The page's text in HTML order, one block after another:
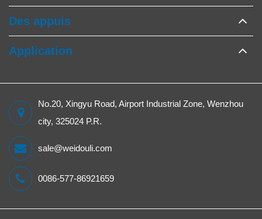
Des appuis
Application
No.20, Xingyu Road, Airport Industrial Zone, Wenzhou
city, 325024 P.R.
sale@weidouli.com
0086-577-86921659